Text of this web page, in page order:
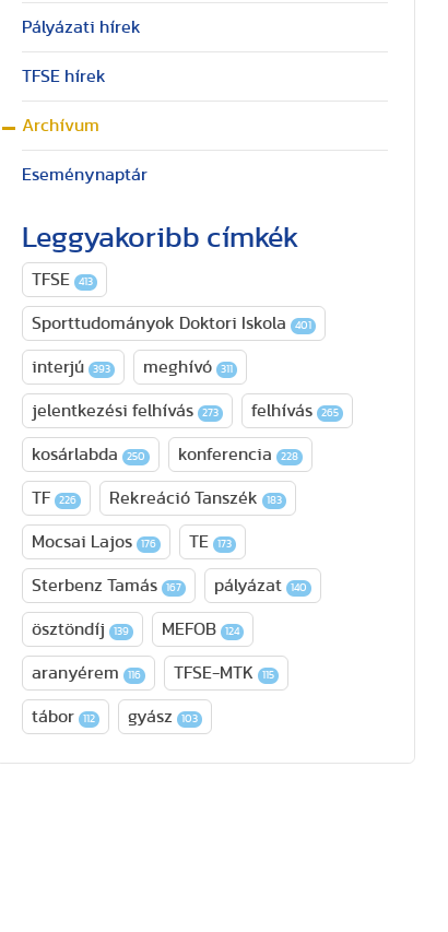
Pályázati hírek
TFSE hírek
Archívum
Eseménynaptár
Leggyakoribb címkék
TFSE 413
Sporttudományok Doktori Iskola 401
interjú 393 meghívó 311
jelentkezési felhívás 273 felhívás 265
kosárlabda 250 konferencia 228
TF 226 Rekreáció Tanszék 183
Mocsai Lajos 176 TE 173
Sterbenz Tamás 167 pályázat 140
ösztöndíj 139 MEFOB 124
aranyérem 116 TFSE-MTK 115
tábor 112 gyász 103